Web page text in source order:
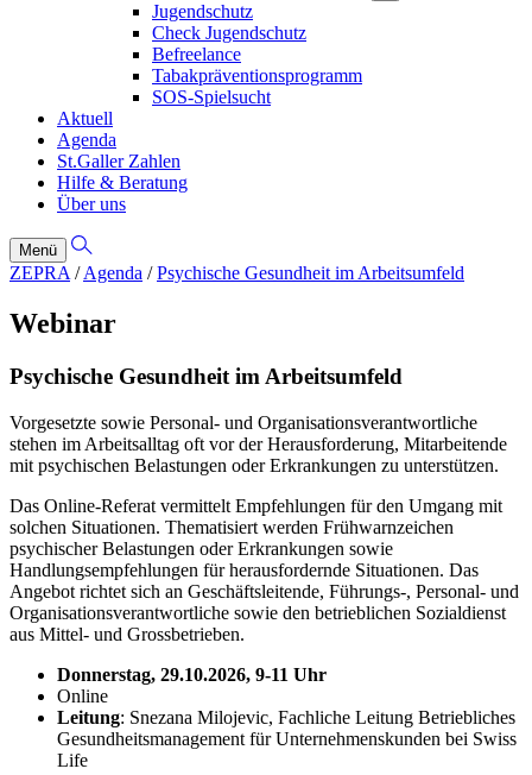
Jugendschutz
Check Jugendschutz
Befreelance
Tabakpräventionsprogramm
SOS-Spielsucht
Aktuell
Agenda
St.Galler Zahlen
Hilfe & Beratung
Über uns
Menü
ZEPRA / Agenda / Psychische Gesundheit im Arbeitsumfeld
Webinar
Psychische Gesundheit im Arbeitsumfeld
Vorgesetzte sowie Personal- und Organisationsverantwortliche
stehen im Arbeitsalltag oft vor der Herausforderung, Mitarbeitende
mit psychischen Belastungen oder Erkrankungen zu unterstützen.
Das Online-Referat vermittelt Empfehlungen für den Umgang mit
solchen Situationen. Thematisiert werden Frühwarnzeichen
psychischer Belastungen oder Erkrankungen sowie
Handlungsempfehlungen für herausfordernde Situationen. Das
Angebot richtet sich an Geschäftsleitende, Führungs-, Personal- und
Organisationsverantwortliche sowie den betrieblichen Sozialdienst
aus Mittel- und Grossbetrieben.
Donnerstag, 29.10.2026, 9-11 Uhr
Online
Leitung: Snezana Milojevic, Fachliche Leitung Betriebliches
Gesundheitsmanagement für Unternehmenskunden bei Swiss
Life